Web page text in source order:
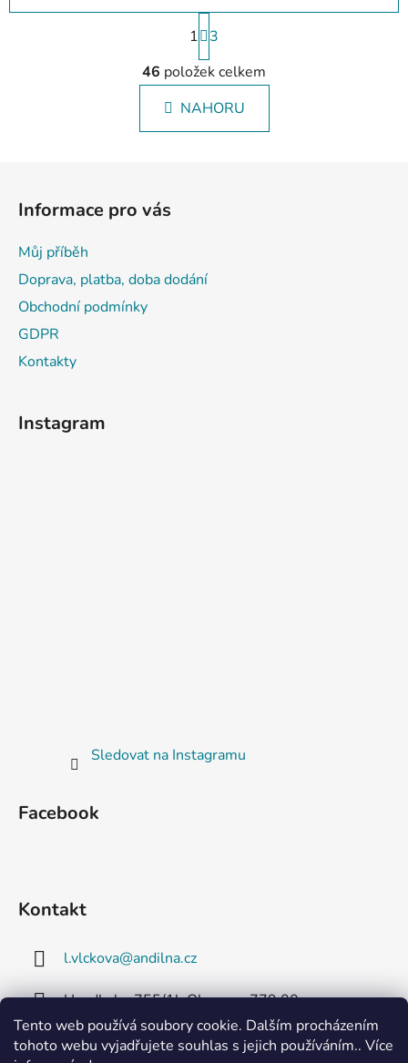
Tento web používá soubory cookie. Dalším procházením
tohoto webu vyjadřujete souhlas s jejich používáním.. Více
O
v
l
á
d
k
S
t
r
á
n
k
1
3
46 položek celkem
NAHORU
Informace pro vás
Můj příběh
Doprava, platba, doba dodání
Obchodní podmínky
GDPR
Kontakty
Instagram
Sledovat na Instagramu
Facebook
Kontakt
l.vlckova@andilna.cz
Handkeho 755/1b Olomouc 779 00
+420 608 727 097